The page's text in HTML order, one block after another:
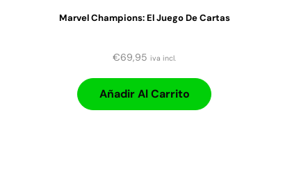
Marvel Champions: El Juego De Cartas
€69,95 iva incl.
Añadir Al Carrito